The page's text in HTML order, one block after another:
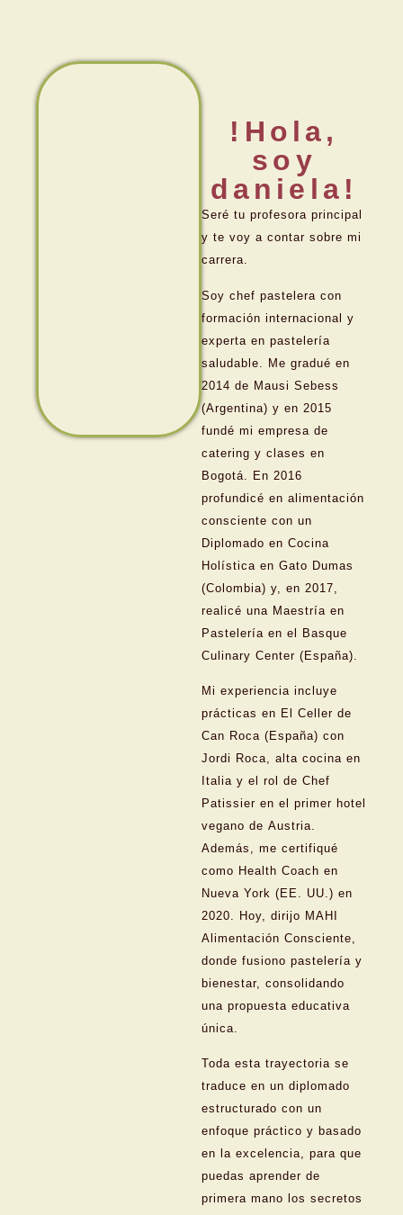
!Hola,
soy
daniela!
Seré tu profesora principal
y te voy a contar sobre mi
carrera.
Soy chef pastelera con
formación internacional y
experta en pastelería
saludable. Me gradué en
2014 de Mausi Sebess
(Argentina) y en 2015
fundé mi empresa de
catering y clases en
Bogotá. En 2016
profundicé en alimentación
consciente con un
Diplomado en Cocina
Holística en Gato Dumas
(Colombia) y, en 2017,
realicé una Maestría en
Pastelería en el Basque
Culinary Center (España).
Mi experiencia incluye
prácticas en El Celler de
Can Roca (España) con
Jordi Roca, alta cocina en
Italia y el rol de Chef
Patissier en el primer hotel
vegano de Austria.
Además, me certifiqué
como Health Coach en
Nueva York (EE. UU.) en
2020. Hoy, dirijo MAHI
Alimentación Consciente,
donde fusiono pastelería y
bienestar, consolidando
una propuesta educativa
única.
Toda esta trayectoria se
traduce en un diplomado
estructurado con un
enfoque práctico y basado
en la excelencia, para que
puedas aprender de
primera mano los secretos